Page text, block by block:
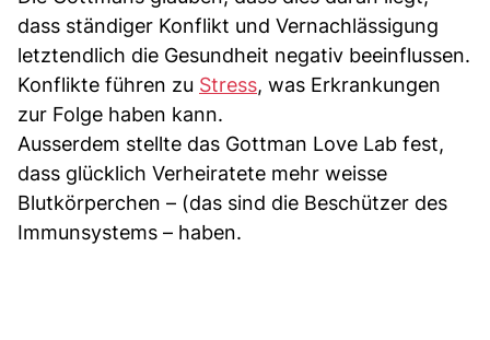
dass ständiger Konflikt und Vernachlässigung
letztendlich die Gesundheit negativ beeinflussen.
Konflikte führen zu Stress, was Erkrankungen
zur Folge haben kann.
Ausserdem stellte das Gottman Love Lab fest,
dass glücklich Verheiratete mehr weisse
Blutkörperchen – (das sind die Beschützer des
Immunsystems – haben.